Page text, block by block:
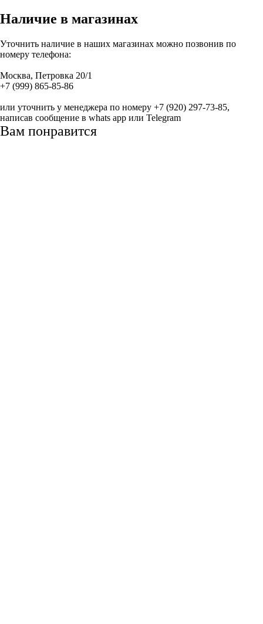
Наличие в магазинах
Уточнить наличие в наших магазинах можно позвонив по
номеру телефона:
Москва, Петровка 20/1
+7 (999) 865-85-86
или уточнить у менеджера по номеру +7 (920) 297-73-85,
написав сообщение в whats app или Telegram
Вам понравится